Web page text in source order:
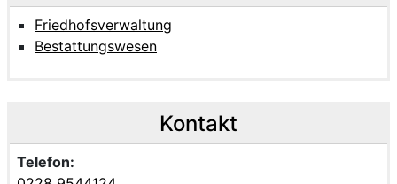
Friedhofsverwaltung
Bestattungswesen
Kontakt
Telefon: